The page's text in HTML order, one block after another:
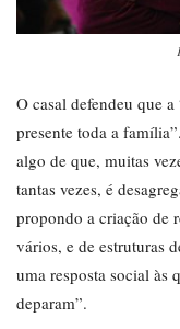
O casal defendeu que
presente toda a
algo de que, muitas
tantas vezes, é
propondo a criação de
vários, e de estruturas
uma resposta social às
deparam”.